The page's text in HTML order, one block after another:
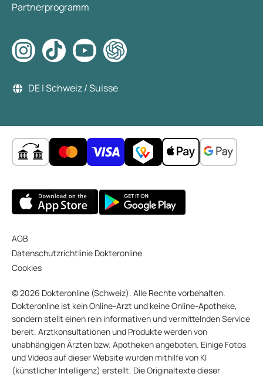
Partnerprogramm
DE | Schweiz / Suisse
AGB
Datenschutzrichtlinie Dokteronline
Cookies
© 2026 Dokteronline (Schweiz). Alle Rechte vorbehalten.
Dokteronline ist kein Online-Arzt und keine Online-Apotheke,
sondern stellt einen rein informativen und vermittelnden Service
bereit. Arztkonsultationen und Produkte werden von
unabhängigen Ärzten bzw. Apotheken angeboten. Einige Fotos
und Videos auf dieser Website wurden mithilfe von KI
(künstlicher Intelligenz) erstellt. Die Originaltexte dieser